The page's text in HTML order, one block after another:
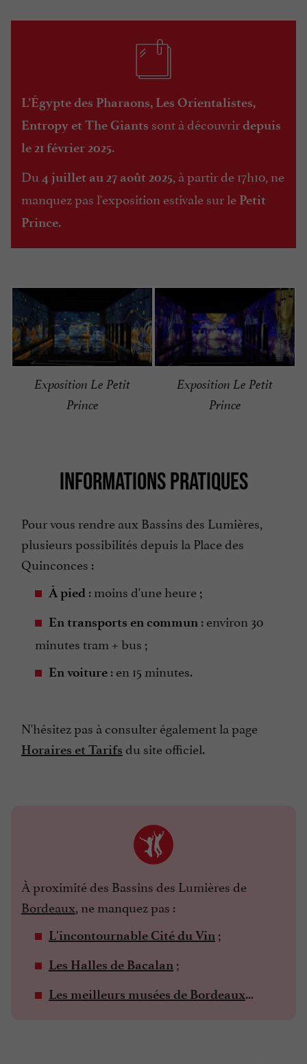
L’Égypte des Pharaons, Les Orientalistes,
Entropy et The Giants sont à découvrirdepuis
le 21 février 2025.
Du 4 juillet au 27 août 2025, à partir de 17h10, ne
manquez pas l'exposition estivale sur le Petit
Prince.
Exposition Le Petit
Prince
Exposition Le Petit
Prince
INFORMATIONS PRATIQUES
Pour vous rendre aux Bassins des Lumières,
plusieurs possibilités depuis la Place des
Quinconces :
À pied : moins d'une heure ;
En transports en commun : environ 30
minutes tram + bus ;
En voiture : en 15 minutes.
N'hésitez pas à consulter également la page
Horaires et Tarifs du site officiel.
À proximité des Bassins des Lumières de
Bordeaux, ne manquez pas :
L'incontournable Cité du Vin ;
Les Halles de Bacalan ;
Les meilleurs musées de Bordeaux...